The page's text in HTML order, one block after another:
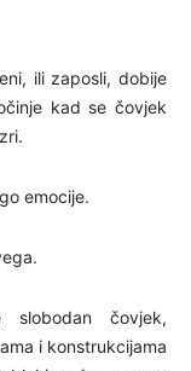
ili zaposli, dobije
kad se čovjek
emocije.
slobodan čovjek,
i konstrukcijama